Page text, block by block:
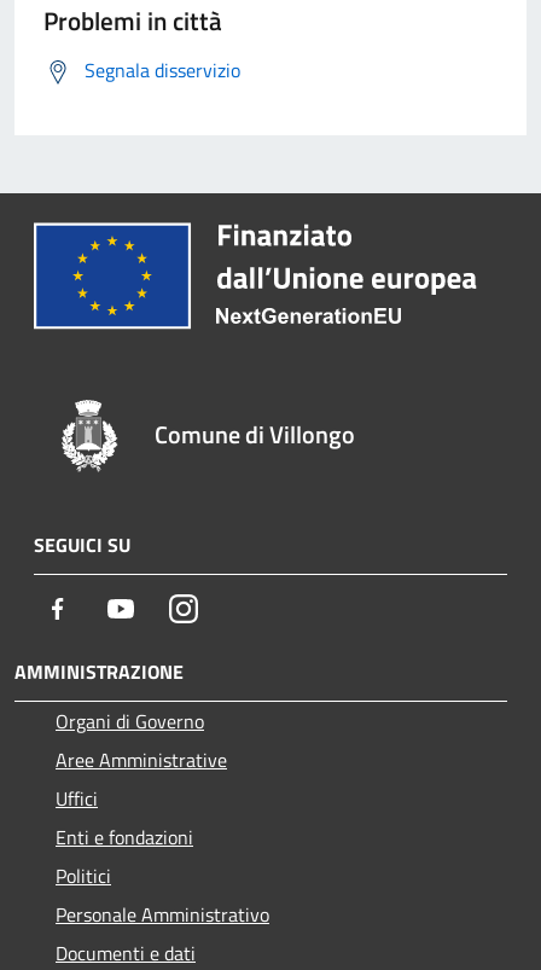
Problemi in città
Segnala disservizio
Comune di Villongo
SEGUICI SU
Facebook YoutubeInstagram
AMMINISTRAZIONE
Organi di Governo
Aree Amministrative
Uffici
Enti e fondazioni
Politici
Personale Amministrativo
Documenti e dati